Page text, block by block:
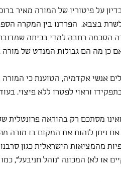
על פיטוריו של המורה מאיר
בצבא.  הפרדנו בין המקרה
הסכמה רחבה למדי בכיתה
כן מה הם גבולות המנדט של מורה
אנשי אקדמיה, הטוענת כי
וראוי לפטרו ללא פיצוי.
מסתכם רק בהוראה פרונטלית
ניתן לזהות את המקום בו מורה
מהמציאות הישראלית כגון
ואפילו בנוהל (הקיים או לא) המכונה ״נוהל